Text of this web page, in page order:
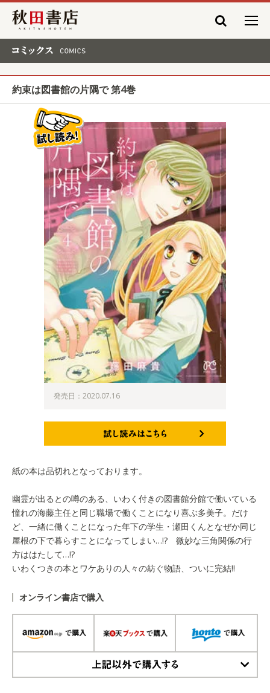
秋田書店
約束は図書館の片隅で 第4巻
発売日：2020.07.16
紙の本は品切れとなっております。
幽霊が出るとの噂のある、いわく付きの図書館分館で働いている
憧れの海藤主任と同じ職場で働くことになり喜ぶ多美子。だけ
ど、一緒に働くことになった年下の学生・瀬田くんとなぜか同じ
屋根の下で暮らすことになってしまい…!? 微妙な三角関係の行
方ははたして…!?
いわくつきの本とワケありの人々の紡ぐ物語、ついに完結!!
オンライン書店で購入